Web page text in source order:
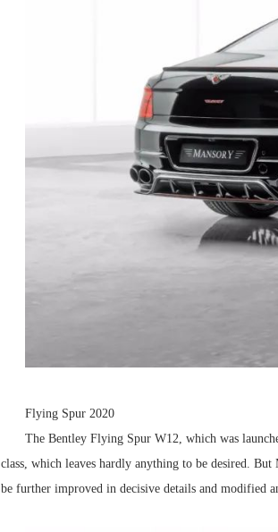
Flying Spur 2020
The Bentley Flying Spur W12, which was
class, which leaves hardly anything to be desired.
be further improved in decisive details and modified